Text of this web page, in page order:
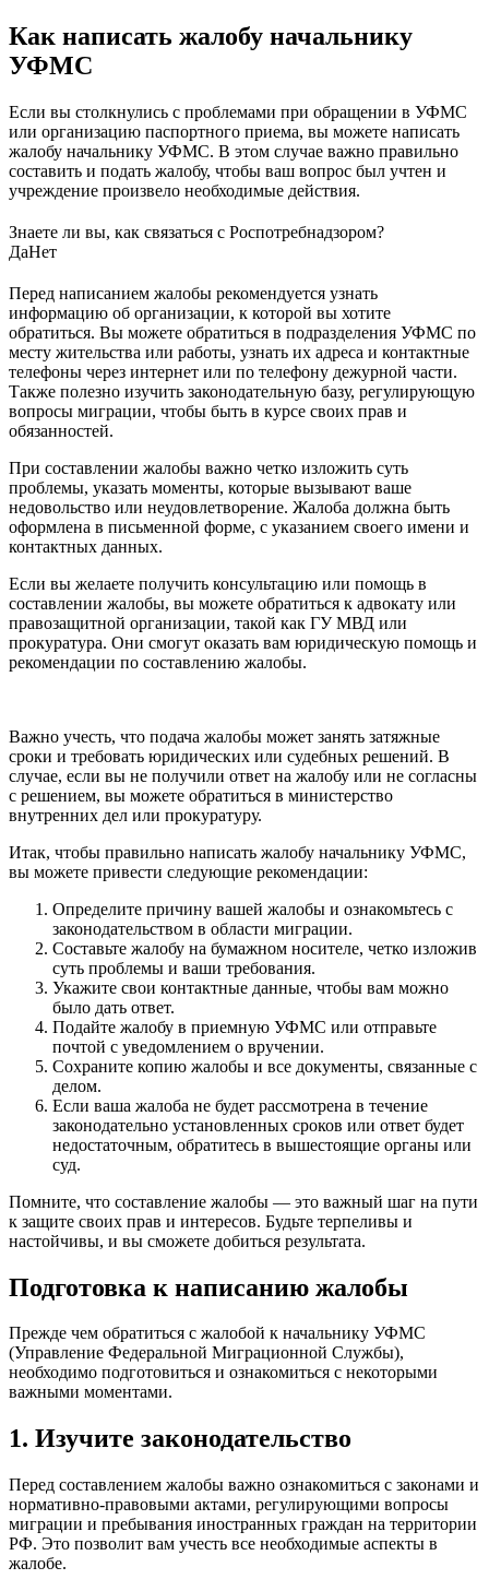
Как написать жалобу начальнику
УФМС
Если вы столкнулись с проблемами при обращении в УФМС
или организацию паспортного приема, вы можете написать
жалобу начальнику УФМС. В этом случае важно правильно
составить и подать жалобу, чтобы ваш вопрос был учтен и
учреждение произвело необходимые действия.
Знаете ли вы, как связаться с Роспотребнадзором?
ДаНет
Перед написанием жалобы рекомендуется узнать
информацию об организации, к которой вы хотите
обратиться. Вы можете обратиться в подразделения УФМС по
месту жительства или работы, узнать их адреса и контактные
телефоны через интернет или по телефону дежурной части.
Также полезно изучить законодательную базу, регулирующую
вопросы миграции, чтобы быть в курсе своих прав и
обязанностей.
При составлении жалобы важно четко изложить суть
проблемы, указать моменты, которые вызывают ваше
недовольство или неудовлетворение. Жалоба должна быть
оформлена в письменной форме, с указанием своего имени и
контактных данных.
Если вы желаете получить консультацию или помощь в
составлении жалобы, вы можете обратиться к адвокату или
правозащитной организации, такой как ГУ МВД или
прокуратура. Они смогут оказать вам юридическую помощь и
рекомендации по составлению жалобы.
Важно учесть, что подача жалобы может занять затяжные
сроки и требовать юридических или судебных решений. В
случае, если вы не получили ответ на жалобу или не согласны
с решением, вы можете обратиться в министерство
внутренних дел или прокуратуру.
Итак, чтобы правильно написать жалобу начальнику УФМС,
вы можете привести следующие рекомендации:
Определите причину вашей жалобы и ознакомьтесь с
законодательством в области миграции.
Составьте жалобу на бумажном носителе, четко изложив
суть проблемы и ваши требования.
Укажите свои контактные данные, чтобы вам можно
было дать ответ.
Подайте жалобу в приемную УФМС или отправьте
почтой с уведомлением о вручении.
Сохраните копию жалобы и все документы, связанные с
делом.
Если ваша жалоба не будет рассмотрена в течение
законодательно установленных сроков или ответ будет
недостаточным, обратитесь в вышестоящие органы или
суд.
Помните, что составление жалобы — это важный шаг на пути
к защите своих прав и интересов. Будьте терпеливы и
настойчивы, и вы сможете добиться результата.
Подготовка к написанию жалобы
Прежде чем обратиться с жалобой к начальнику УФМС
(Управление Федеральной Миграционной Службы),
необходимо подготовиться и ознакомиться с некоторыми
важными моментами.
1. Изучите законодательство
Перед составлением жалобы важно ознакомиться с законами и
нормативно-правовыми актами, регулирующими вопросы
миграции и пребывания иностранных граждан на территории
РФ. Это позволит вам учесть все необходимые аспекты в
жалобе.